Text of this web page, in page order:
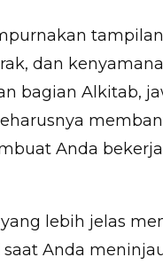
dan
bagian Alkitab,
Anda
lebih jelas
Anda